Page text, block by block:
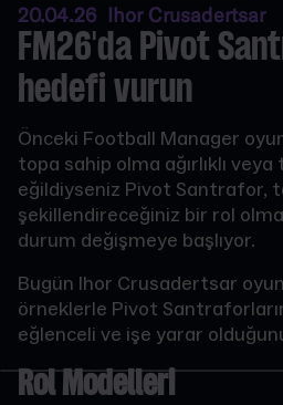
20.04.26 Ihor Crusadertsar
FM26'da Pivot
hedefi vurun
Önceki Football Manager
topa sahip olma ağırlıklı
eğildiyseniz Pivot Santrafor,
şekillendireceğiniz bir rol
durum değişmeye başlıyor.
Bugün Ihor Crusadertsar
örneklerle Pivot
eğlenceli ve işe yarar
Rol Modelleri